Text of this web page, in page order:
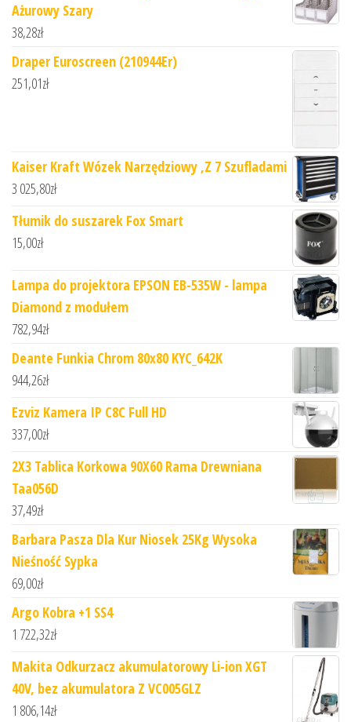
Ażurowy Szary
38,28zł
Draper Euroscreen (210944Er)
251,01zł
Kaiser Kraft Wózek Narzędziowy ,Z 7 Szufladami
3 025,80zł
Tłumik do suszarek Fox Smart
15,00zł
Lampa do projektora EPSON EB-535W - lampa
Diamond z modułem
782,94zł
Deante Funkia Chrom 80x80 KYC_642K
944,26zł
Ezviz Kamera IP C8C Full HD
337,00zł
2X3 Tablica Korkowa 90X60 Rama Drewniana
Taa056D
37,49zł
Barbara Pasza Dla Kur Niosek 25Kg Wysoka
Nieśność Sypka
69,00zł
Argo Kobra +1 SS4
1 722,32zł
Makita Odkurzacz akumulatorowy Li-ion XGT
40V, bez akumulatora Z VC005GLZ
1 806,14zł